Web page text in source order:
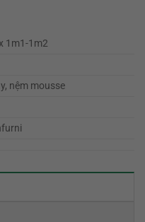
1m1-1m2
nệm mousse